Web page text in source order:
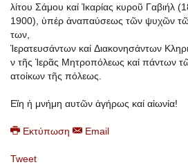
λίτου Σάμου καί Ἰκαρίας κυροῦ Γαβιήλ
1900), ὑπέρ ἀναπαύσεως τῶν ψυχῶν
των,
Ἱερατευσάντων καί Διακονησάντων
ν τῆς Ἱερᾶς Μητροπόλεως καί πάντων
ατοίκων τῆς πόλεως.
Εἲη ἡ μνήμη αυτῶν ἀγήρως καί αἰωνία!
Εκτύπωση Email
Tweet